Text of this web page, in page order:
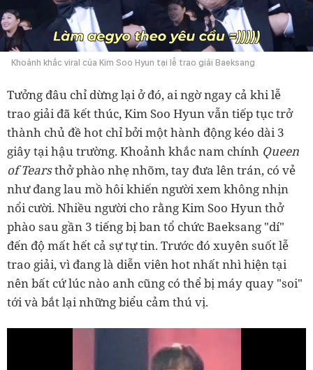
Khoảnh khắc viral của Kim Soo Hyun tại lễ trao giải Baeksang
Tưởng đâu chỉ dừng lại ở đó, ai ngờ ngay cả khi lễ
trao giải đã kết thúc, Kim Soo Hyun vẫn tiếp tục trở
thành chủ đề hot chỉ bởi một hành động kéo dài 3
giây tại hậu trường. Khoảnh khắc nam chính Queen
of Tearsthở phào nhẹ nhõm, tay đưa lên trán, có vẻ
như đang lau mồ hôi khiến người xem không nhịn
nổi cười. Nhiều người cho rằng Kim Soo Hyun thở
phào sau gần 3 tiếng bị ban tổ chức Baeksang "dí"
đến độ mất hết cả sự tự tin. Trước đó xuyên suốt lễ
trao giải, vì đang là diễn viên hot nhất nhì hiện tại
nên bất cứ lúc nào anh cũng có thể bị máy quay "soi"
tới và bắt lại những biểu cảm thú vị.